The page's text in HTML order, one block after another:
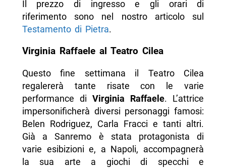
Il prezzo di ingresso e gli orari di
riferimento sono nel nostro articolo sul
Testamento di Pietra.
Virginia Raffaele al Teatro Cilea
Questo fine settimana il Teatro Cilea
regalererà tante risate con le varie
performance di Virginia Raffaele. L’attrice
impersonificherà diversi personaggi famosi:
Belen Rodriguez, Carla Fracci e tanti altri.
Già a Sanremo è stata protagonista di
varie esibizioni e, a Napoli, accompagnerà
la sua arte a giochi di specchi e